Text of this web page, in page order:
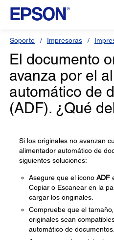
Soporte Impresoras
El documento
avanza por el
automático de
(ADF). ¿Qué
Si los originales no avanzan
alimentador automático de
siguientes soluciones:
Asegure que el icono ADF
Copiar o Escanear en la
cargar los originales.
Compruebe que el
originales sean
automático de documentos.